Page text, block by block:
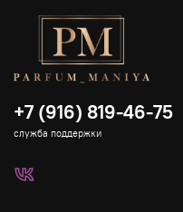
+7 (916) 819-46-75
служба поддержки